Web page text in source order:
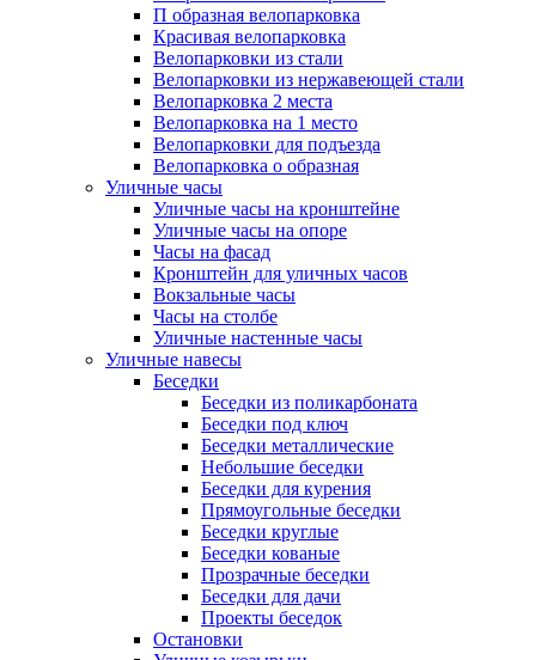
П образная велопарковка
Красивая велопарковка
Велопарковки из стали
Велопарковки из нержавеющей стали
Велопарковка 2 места
Велопарковка на 1 место
Велопарковки для подъезда
Велопарковка о образная
Уличные часы
Уличные часы на кронштейне
Уличные часы на опоре
Часы на фасад
Кронштейн для уличных часов
Вокзальные часы
Часы на столбе
Уличные настенные часы
Уличные навесы
Беседки
Беседки из поликарбоната
Беседки под ключ
Беседки металлические
Небольшие беседки
Беседки для курения
Прямоугольные беседки
Беседки круглые
Беседки кованые
Прозрачные беседки
Беседки для дачи
Проекты беседок
Остановки